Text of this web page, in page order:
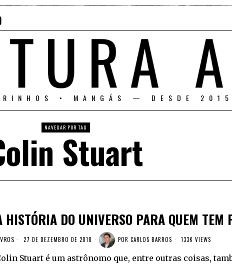
• MANGÁS — DESDE 2015
NAVEGAR POR TAG
Stuart
HISTÓRIA DO UNIVERSO PARA QUEM TEM
27 DE DEZEMBRO DE 2018 POR CARLOS BARROS 133K VIEWS
Stuart é um astrônomo que, entre outras coisas,